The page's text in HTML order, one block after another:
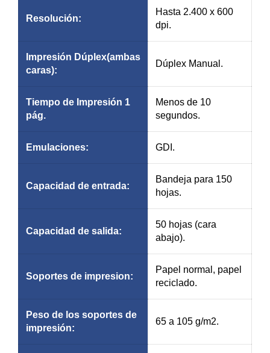
Resolución:
Hasta 2.400 x 600
dpi.
Impresión Dúplex(ambas
caras):
Dúplex Manual.
Tiempo de Impresión 1
pág.
Menos de 10
segundos.
Emulaciones: GDI.
Capacidad de entrada:
Bandeja para 150
hojas.
Capacidad de salida:
50 hojas (cara
abajo).
Soportes de impresion:
Papel normal, papel
reciclado.
Peso de los soportes de
impresión:
65 a 105 g/m2.